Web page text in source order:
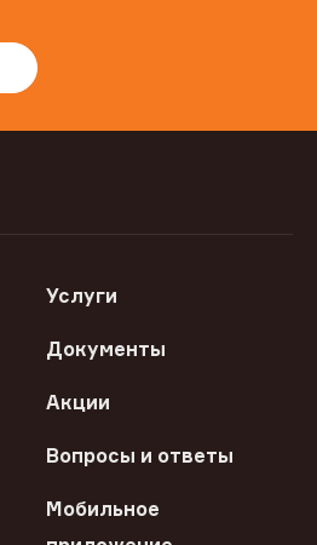
Услуги
Документы
Акции
Вопросы и ответы
Мобильное